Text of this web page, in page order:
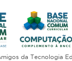
da Tecnologia